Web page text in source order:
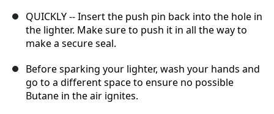
QUICKLY -- Insert the push pin back into the hole in
the lighter. Make sure to push it in all the way to
make a secure seal.
Before sparking your lighter, wash your hands and
go to a different space to ensure no possible
Butane in the air ignites.